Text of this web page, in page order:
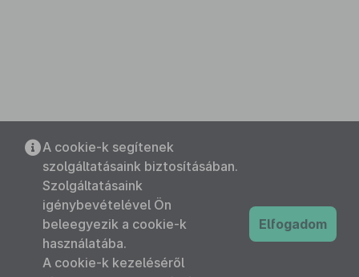
A cookie-k segítenek
szolgáltatásaink biztosításában.
Szolgáltatásaink
igénybevételével Ön
beleegyezik a cookie-k
használatába.
A cookie-k kezeléséről
Elfogadom